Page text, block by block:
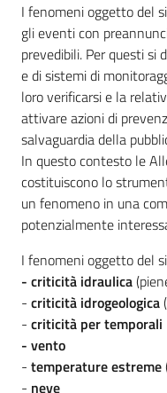
Leggi
Atti
Bandi
Piani
Programmi
Progetti
Agenzia
Seguici
su
I fenomeni oggetto del
gli eventi con
prevedibili. Per questi si
e di sistemi di
loro verificarsi e la
attivare azioni di
salvaguardia della
In questo contesto le
costituiscono lo
un fenomeno in una
potenzialmente
I fenomeni oggetto del
- criticità idraulica
- criticità idrogeologica
- criticità per temporali
- vento
- temperature estreme
- neve